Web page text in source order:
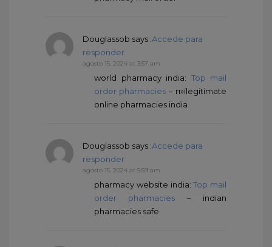
Douglassob says :Accede para
responder
agosto 15, 2024 at 3:57 am
world pharmacy india: Top mail
order pharmacies – п»їlegitimate
online pharmacies india
Douglassob says :Accede para
responder
agosto 15, 2024 at 5:59 am
pharmacy website india:Top mail
order pharmacies – indian
pharmacies safe